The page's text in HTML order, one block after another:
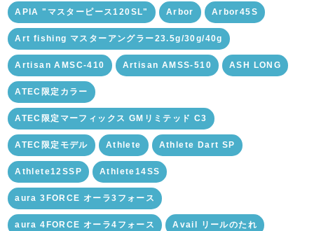
APIA "マスターピース120SL" Arbor Arbor45S
Art fishing マスターアングラー23.5g/30g/40g
Artisan AMSC-410 Artisan AMSS-510 ASH LONG
ATEC限定カラー
ATEC限定マーフィックス GMリミテッド C3
ATEC限定モデル Athlete Athlete Dart SP
Athlete12SSP Athlete14SS
aura 3FORCE オーラ3フォース
aura 4FORCE オーラ4フォース Avail リールのたれ